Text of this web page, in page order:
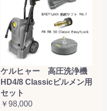
ケルヒャー 高圧洗浄機
HD4/8 Classicビルメン用
セット
￥98,000